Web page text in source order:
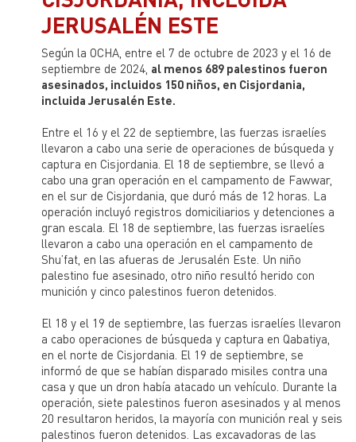
JERUSALÉN ESTE
Según la OCHA, entre el 7 de octubre de 2023 y el 16 de
septiembre de 2024, al menos 689 palestinos fueron
asesinados, incluidos 150 niños, en Cisjordania,
incluida Jerusalén Este.
Entre el 16 y el 22 de septiembre, las fuerzas israelíes
llevaron a cabo una serie de operaciones de búsqueda y
captura en Cisjordania. El 18 de septiembre, se llevó a
cabo una gran operación en el campamento de Fawwar,
en el sur de Cisjordania, que duró más de 12 horas. La
operación incluyó registros domiciliarios y detenciones a
gran escala. El 18 de septiembre, las fuerzas israelíes
llevaron a cabo una operación en el campamento de
Shu’fat, en las afueras de Jerusalén Este. Un niño
palestino fue asesinado, otro niño resultó herido con
munición y cinco palestinos fueron detenidos.
El 18 y el 19 de septiembre, las fuerzas israelíes llevaron
a cabo operaciones de búsqueda y captura en Qabatiya,
en el norte de Cisjordania. El 19 de septiembre, se
informó de que se habían disparado misiles contra una
casa y que un dron había atacado un vehículo. Durante la
operación, siete palestinos fueron asesinados y al menos
20 resultaron heridos, la mayoría con munición real y seis
palestinos fueron detenidos. Las excavadoras de las